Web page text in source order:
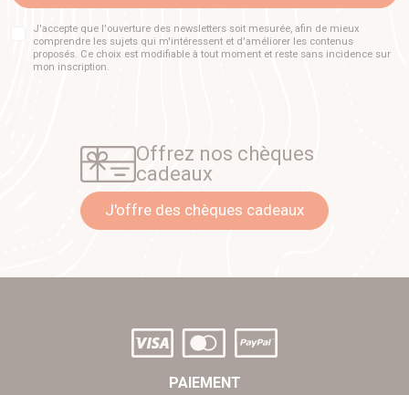
J'accepte que l'ouverture des newsletters soit mesurée, afin de mieux
comprendre les sujets qui m'intéressent et d'améliorer les contenus
proposés. Ce choix est modifiable à tout moment et reste sans incidence sur
mon inscription.
Offrez nos chèques
cadeaux
J'offre des chèques cadeaux
PAIEMENT